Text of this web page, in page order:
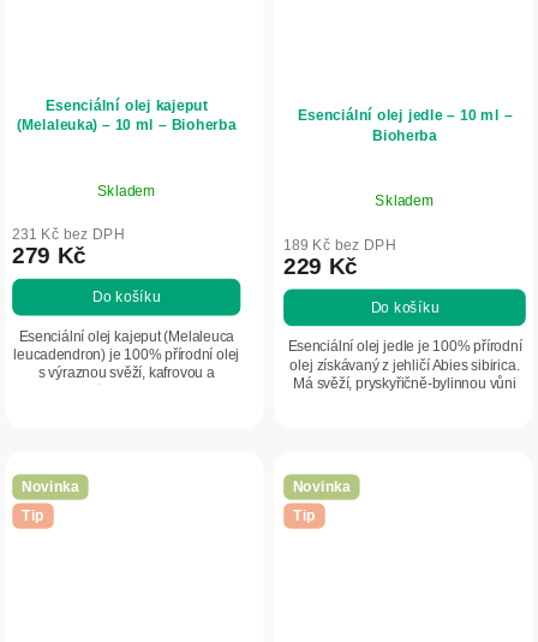
Esenciální olej kajeput
(Melaleuka) – 10 ml – Bioherba
Skladem
231 Kč bez DPH
279 Kč
Do košíku
Esenciální olej kajeput (Melaleuca
leucadendron) je 100% přírodní olej
s výraznou svěží, kafrovou a
Esenciální olej jedle – 10 ml –
Bioherba
Skladem
189 Kč bez DPH
229 Kč
Do košíku
Esenciální olej jedle je 100% přírodní
olej získávaný z jehličí Abies sibirica.
Má svěží, pryskyřičně-bylinnou vůni
Novinka
Tip
Novinka
Tip